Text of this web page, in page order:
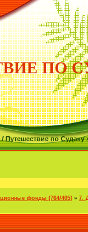
ПО
Путешествие по Судаку
фонды (764/405) » 7.